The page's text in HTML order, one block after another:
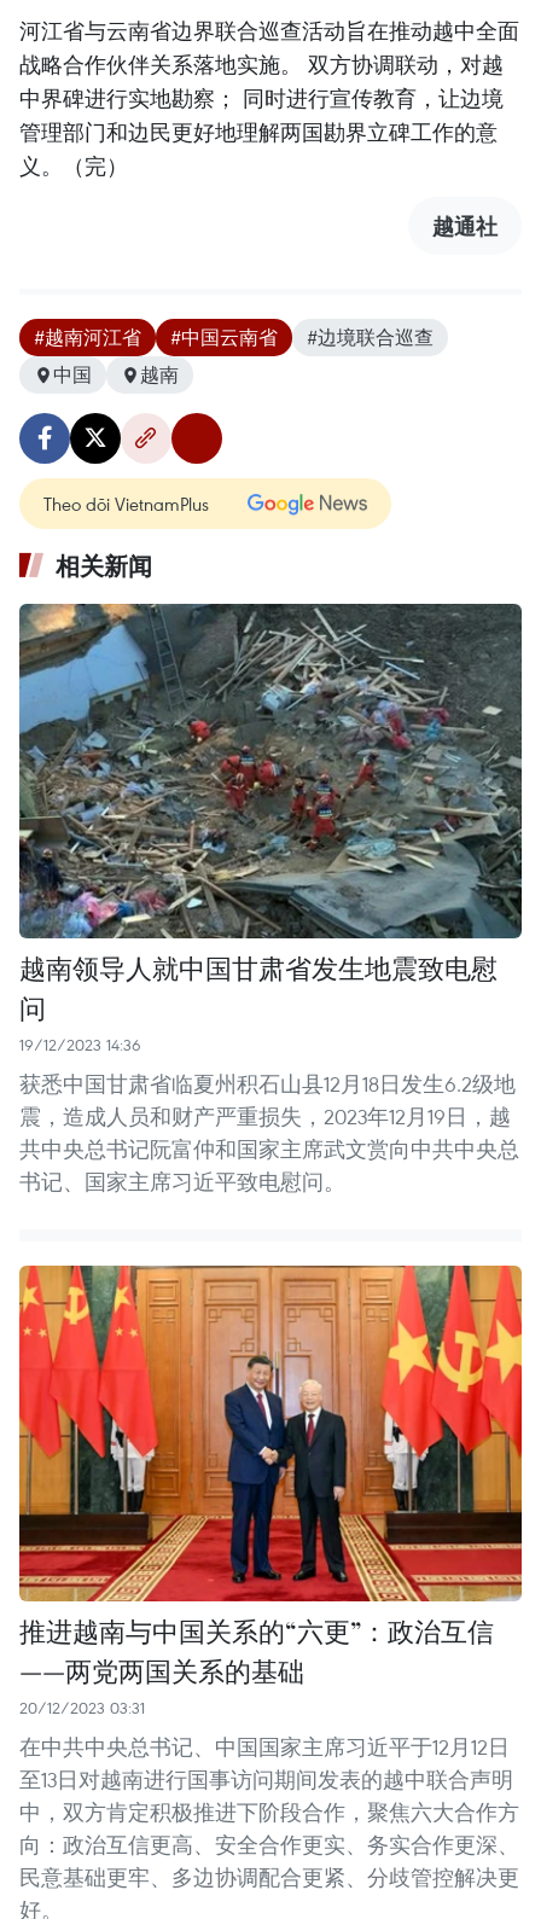
河江省与云南省边界联合巡查活动旨在推动越中全面
战略合作伙伴关系落地实施。 双方协调联动，对越
中界碑进行实地勘察； 同时进行宣传教育，让边境
管理部门和边民更好地理解两国勘界立碑工作的意
义。（完）
越通社
#越南河江省 #中国云南省
#边境联合巡查
中国
越南
Theo dõi VietnamPlus
相关新闻
越南领导人就中国甘肃省发生地震致电慰
问
19/12/2023 14:36
获悉中国甘肃省临夏州积石山县12月18日发生6.2级地
震，造成人员和财产严重损失，2023年12月19日，越
共中央总书记阮富仲和国家主席武文赏向中共中央总
书记、国家主席习近平致电慰问。
推进越南与中国关系的“六更”：政治互信
——两党两国关系的基础
20/12/2023 03:31
在中共中央总书记、中国国家主席习近平于12月12日
至13日对越南进行国事访问期间发表的越中联合声明
中，双方肯定积极推进下阶段合作，聚焦六大合作方
向：政治互信更高、安全合作更实、务实合作更深、
民意基础更牢、多边协调配合更紧、分歧管控解决更
好。